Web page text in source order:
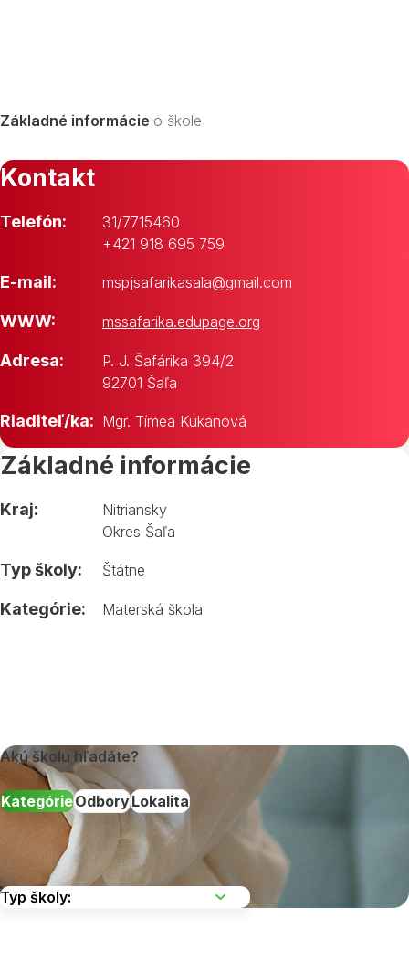
Základné informácie o škole
Kontakt
Telefón:
31/7715460
+421 918 695 759
E-mail: mspjsafarikasala@gmail.com
WWW: mssafarika.edupage.org
Adresa:
P. J. Šafárika 394/2
92701 Šaľa
Riaditeľ/ka: Mgr. Tímea Kukanová
Základné informácie
Kraj:
Nitriansky
Okres Šaľa
Typ školy: Štátne
Kategórie: Materská škola
Akú školu hľadáte?
KategórieOdboryLokalita